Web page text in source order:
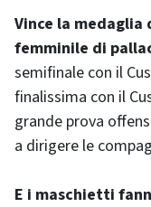
Vince la
femminile di
semifinale con il
finalissima con il
grande prova
a dirigere le
E i maschietti